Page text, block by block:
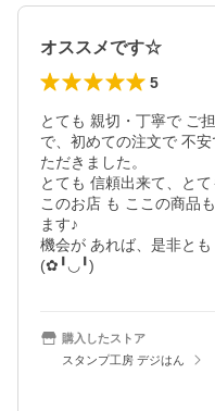
オススメです☆
5
とても 親切・丁寧で ご
で、初めての注文で 不
ただきました。
とても 信頼出来て、と
このお店 も ここの商品
ます♪
機会が あれば、是非と
(✿︎╹︎◡︎╹︎)
購入したストア
スタンプ工房 デジはん